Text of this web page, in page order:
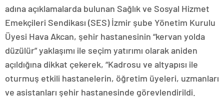
adına açıklamalarda bulunan Sağlık ve Sosyal Hizmet
Emekçileri Sendikası (SES) İzmir şube Yönetim Kurulu
Üyesi Hava Akcan, şehir hastanesinin “kervan yolda
düzülür” yaklaşımı ile seçim yatırımı olarak aniden
açıldığına dikkat çekerek, “Kadrosu ve altyapısı ile
oturmuş etkili hastanelerin, öğretim üyeleri, uzmanları
ve asistanları şehir hastanesinde görevlendirildi.